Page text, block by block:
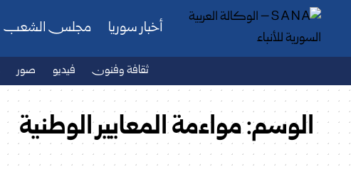
أخبار سوريا مجلس الشعب
ثقافة وفنون فيديو صور
الوسم:مواءمة المعايير الوطنية